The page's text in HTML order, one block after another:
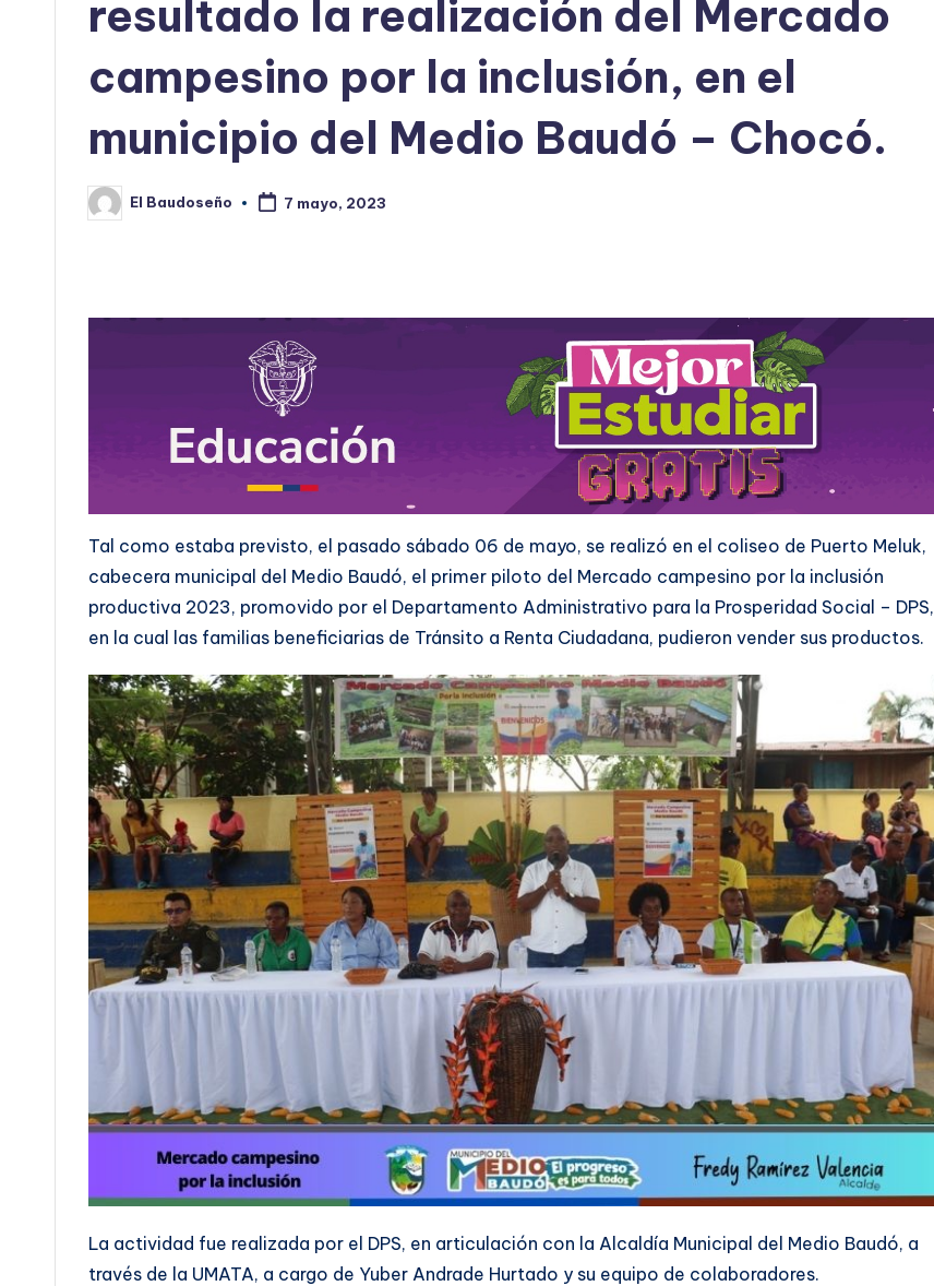
resultado la realización del Mercado
campesino por la inclusión, en el
municipio del Medio Baudó – Chocó.
Publicado
por
El Baudoseño 7 mayo, 2023
Tal como estaba previsto, el pasado sábado 06 de mayo, se realizó en el coliseo de Puerto Meluk,
cabecera municipal del Medio Baudó, el primer piloto del Mercado campesino por la inclusión
productiva 2023, promovido por el Departamento Administrativo para la Prosperidad Social – DPS,
en la cual las familias beneficiarias de Tránsito a Renta Ciudadana, pudieron vender sus productos.
La actividad fue realizada por el DPS, en articulación con la Alcaldía Municipal del Medio Baudó, a
través de la UMATA, a cargo de Yuber Andrade Hurtado y su equipo de colaboradores.